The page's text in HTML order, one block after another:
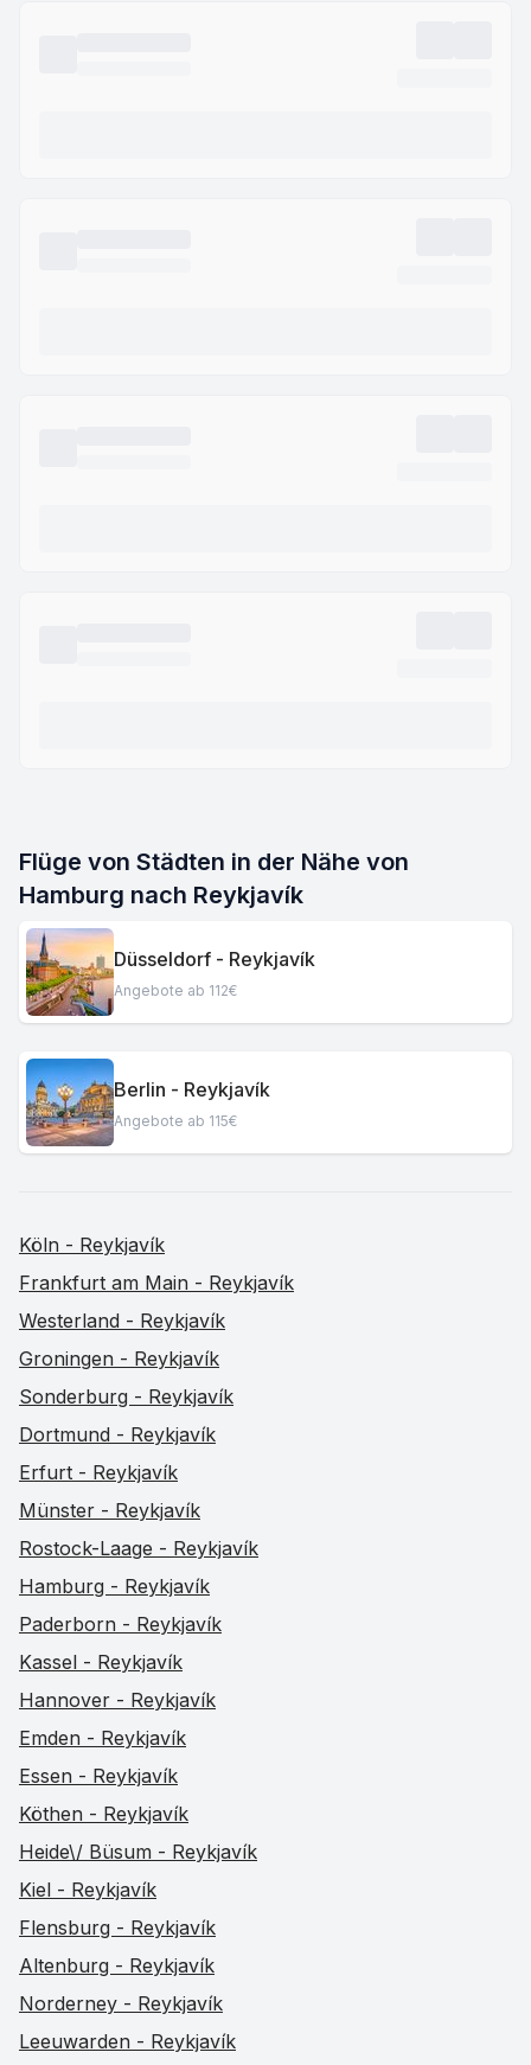
Flüge von Städten in der Nähe von
Hamburg nach Reykjavík
Düsseldorf - Reykjavík
Angebote ab 112€
Berlin - Reykjavík
Angebote ab 115€
Köln - Reykjavík
Frankfurt am Main - Reykjavík
Westerland - Reykjavík
Groningen - Reykjavík
Sonderburg - Reykjavík
Dortmund - Reykjavík
Erfurt - Reykjavík
Münster - Reykjavík
Rostock-Laage - Reykjavík
Hamburg - Reykjavík
Paderborn - Reykjavík
Kassel - Reykjavík
Hannover - Reykjavík
Emden - Reykjavík
Essen - Reykjavík
Köthen - Reykjavík
Heide\/ Büsum - Reykjavík
Kiel - Reykjavík
Flensburg - Reykjavík
Altenburg - Reykjavík
Norderney - Reykjavík
Leeuwarden - Reykjavík